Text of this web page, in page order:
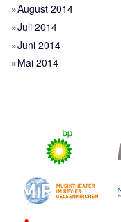
August 2014
Juli 2014
Juni 2014
Mai 2014